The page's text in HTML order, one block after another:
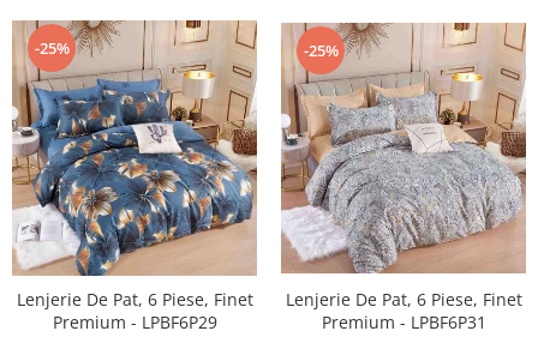
-25%
Lenjerie De Pat, 6 Piese, Finet
Premium - LPBF6P29
-25%
Lenjerie De Pat, 6 Piese, Finet
Premium - LPBF6P31